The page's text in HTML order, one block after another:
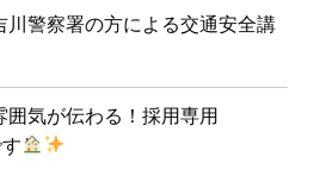
川警察署の方による交通安全講
囲気が伝わる！採用専用